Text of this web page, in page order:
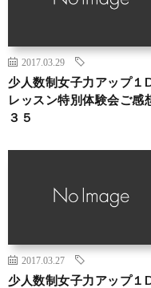
2017.03.29
少人数制女子力アップ１
レッスン特別体験会ご感
３５
2017.03.27
少人数制女子力アップ１